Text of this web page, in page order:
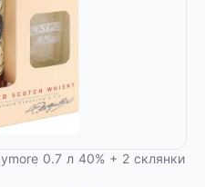
0.7 л 40% + 2 склянки